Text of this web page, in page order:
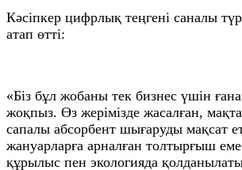
Кәсіпкер цифрлық теңгені саналы
атап өтті:
«Біз бұл жобаны тек бизнес үшін ғана
жоқпыз. Өз жерімізде жасалған,
сапалы абсорбент шығаруды мақсат
жануарларға арналған толтырғыш
құрылыс пен экологияда